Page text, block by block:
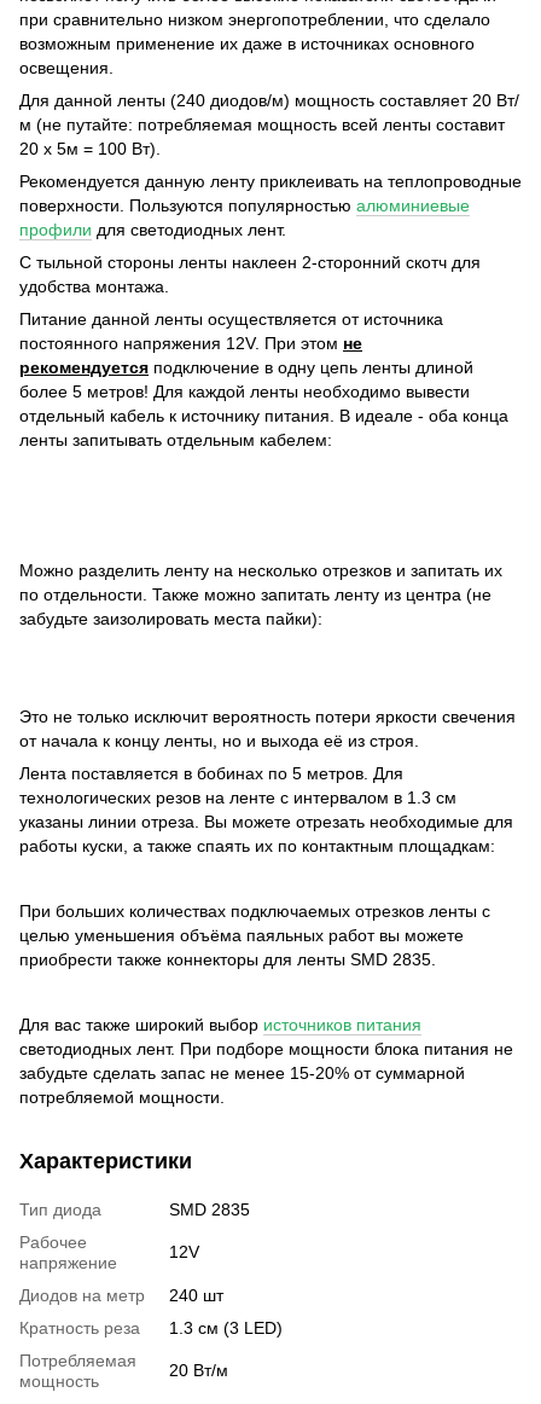
при сравнительно низком энергопотреблении, что сделало
возможным применение их даже в источниках основного
освещения.
Для данной ленты (240 диодов/м) мощность составляет 20 Вт/
м (не путайте: потребляемая мощность всей ленты составит
20 х 5м = 100 Вт).
Рекомендуется данную ленту приклеивать на теплопроводные
поверхности. Пользуются популярностью алюминиевые
профили для светодиодных лент.
С тыльной стороны ленты наклеен 2-сторонний скотч для
удобства монтажа.
Питание данной ленты осуществляется от источника
постоянного напряжения 12V. При этом не
рекомендуется подключение в одну цепь ленты длиной
более 5 метров! Для каждой ленты необходимо вывести
отдельный кабель к источнику питания. В идеале - оба конца
ленты запитывать отдельным кабелем:
Можно разделить ленту на несколько отрезков и запитать их
по отдельности. Также можно запитать ленту из центра (не
забудьте заизолировать места пайки):
Это не только исключит вероятность потери яркости свечения
от начала к концу ленты, но и выхода её из строя.
Лента поставляется в бобинах по 5 метров. Для
технологических резов на ленте с интервалом в 1.3 см
указаны линии отреза. Вы можете отрезать необходимые для
работы куски, а также спаять их по контактным площадкам:
При больших количествах подключаемых отрезков ленты с
целью уменьшения объёма паяльных работ вы можете
приобрести также коннекторы для ленты SMD 2835.
Для вас также широкий выбор источников питания
светодиодных лент. При подборе мощности блока питания не
забудьте сделать запас не менее 15-20% от суммарной
потребляемой мощности.
Характеристики
Тип диода
SMD 2835
Рабочее
напряжение
12V
Диодов на метр
240 шт
Кратность реза
1.3 см (3 LED)
Потребляемая
мощность
20 Вт/м